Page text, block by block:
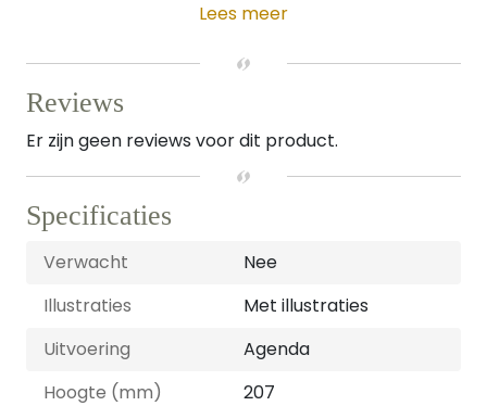
Lees meer
Reviews
Er zijn geen reviews voor dit product.
Specificaties
Verwacht
Nee
Illustraties
Met illustraties
Uitvoering
Agenda
Hoogte (mm)
207